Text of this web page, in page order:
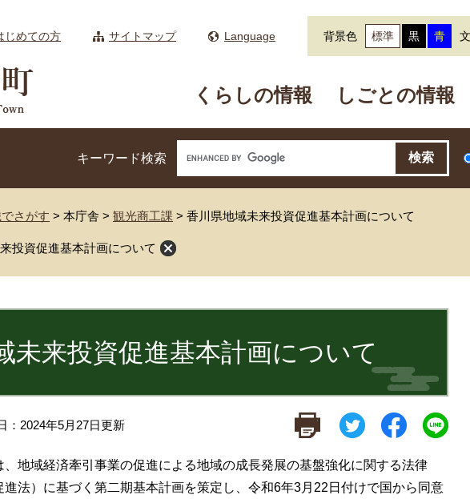
じめての方 サイトマップ Language 背景色 標準 黒 青
くらしの情報 しごとの情報
キーワード検索
さがす > 本庁舎 > 観光商工課 > 香川県地域未来投資促進基本計画について
投資促進基本計画について
未来投資促進基本計画について
：2024年5月27日更新
地域経済牽引事業の促進による地域の成長発展の基盤強化に関する法律
進法）に基づく第二期基本計画を策定し、令和6年3月22日付けで国から同意